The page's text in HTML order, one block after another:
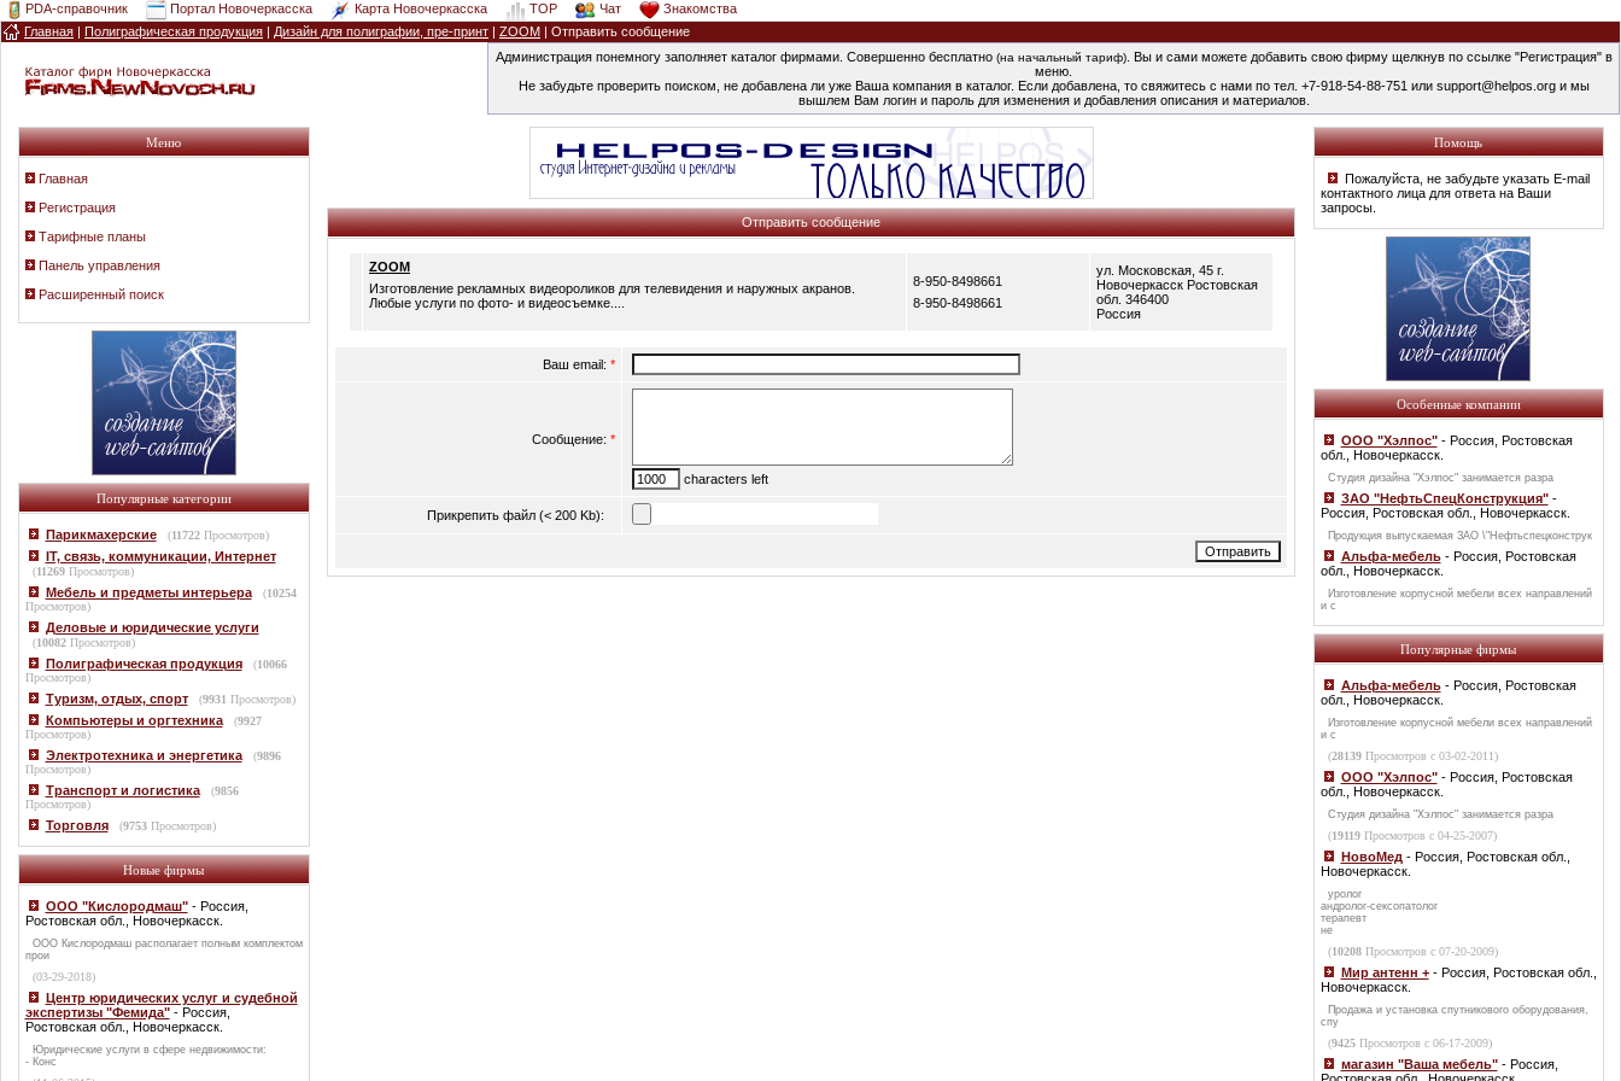
PDA-справочник Портал Новочеркасска Карта Новочеркасска TOP Чат
Знакомства
Главная | Полиграфическая продукция | Дизайн для полиграфии, пре-принт | ZOOM | Отправить сообщение
Администрация понемногу заполняет каталог фирмами. Совершенно бесплатно (на начальный тариф). Вы и сами можете добавить свою фирму щелкнув по ссылке "Регистрация" в
меню.
Не забудьте проверить поиском, не добавлена ли уже Ваша компания в каталог. Если добавлена, то свяжитесь с нами по тел. +7-918-54-88-751 или support@helpos.org и мы
вышлем Вам логин и пароль для изменения и добавления описания и материалов.
Меню
Главная
Регистрация
Тарифные планы
Панель управления
Расширенный поиск
Популярные категории
Парикмахерские (11722Просмотров)
IT, связь, коммуникации, Интернет
(11269Просмотров)
Мебель и предметы интерьера (10254
Просмотров)
Деловые и юридические услуги
(10082Просмотров)
Полиграфическая продукция (10066
Просмотров)
Туризм, отдых, спорт (9931 Просмотров)
Компьютеры и оргтехника (9927
Просмотров)
Электротехника и энергетика (9896
Просмотров)
Транспорт и логистика (9856
Просмотров)
Торговля (9753Просмотров)
Новые фирмы
ООО "Кислородмаш"- Россия,
Ростовская обл., Новочеркасск.
ООО Кислородмаш располагает полным комплектом
прои
(03-29-2018)
Центр юридических услуг и судебной
экспертизы "Фемида"- Россия,
Ростовская обл., Новочеркасск.
Юридические услуги в сфере недвижимости:
- Конс
Отправить сообщение
ZOOM
Изготовление рекламных видеороликов для телевидения и наружных акранов.
Любые услуги по фото- и видеосъемке....
8-950-8498661
8-950-8498661
ул. Московская, 45 г.
Новочеркасск Ростовская
обл. 346400
Россия
Ваш email: *
Сообщение: *
characters left
Прикрепить файл (< 200 Kb):
Помощь
Пожалуйста, не забудьте указать E-mail
контактного лица для ответа на Ваши
запросы.
Особенные компании
ООО "Хэлпос"- Россия, Ростовская
обл., Новочеркасск.
Студия дизайна "Хэлпос" занимается разра
ЗАО "НефтьСпецКонструкция"-
Россия, Ростовская обл., Новочеркасск.
Продукция выпускаемая ЗАО \"Нефтьспецконструк
Альфа-мебель- Россия, Ростовская
обл., Новочеркасск.
Изготовление корпусной мебели всех направлений
и с
Популярные фирмы
Альфа-мебель- Россия, Ростовская
обл., Новочеркасск.
Изготовление корпусной мебели всех направлений
и с
(28139Просмотров с 03-02-2011)
ООО "Хэлпос"- Россия, Ростовская
обл., Новочеркасск.
Студия дизайна "Хэлпос" занимается разра
(19119Просмотров с 04-25-2007)
НовоМед - Россия, Ростовская обл.,
Новочеркасск.
уролог
андролог-сексопатолог
терапевт
не
(10208Просмотров с 07-20-2009)
Мир антенн +- Россия, Ростовская обл.,
Новочеркасск.
Продажа и установка спутникового оборудования,
спу
(9425Просмотров с 06-17-2009)
магазин "Ваша мебель"- Россия,